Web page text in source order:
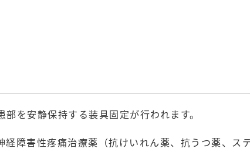
を安静保持する装具固定が行われます。
障害性疼痛治療薬（抗けいれん薬、抗うつ薬、ス